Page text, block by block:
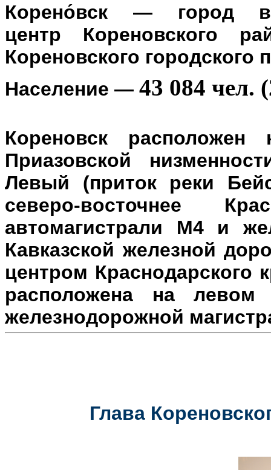
Корено́вск — город в
центр Кореновского
Кореновского городского
Население — 43 084 чел.
Кореновск
Приазовской
Левый (приток реки
северо-восточнее
автомагистрали М4 и
Кавказской железной
центром Краснодарского
расположена на левом
железнодорожной
Глава